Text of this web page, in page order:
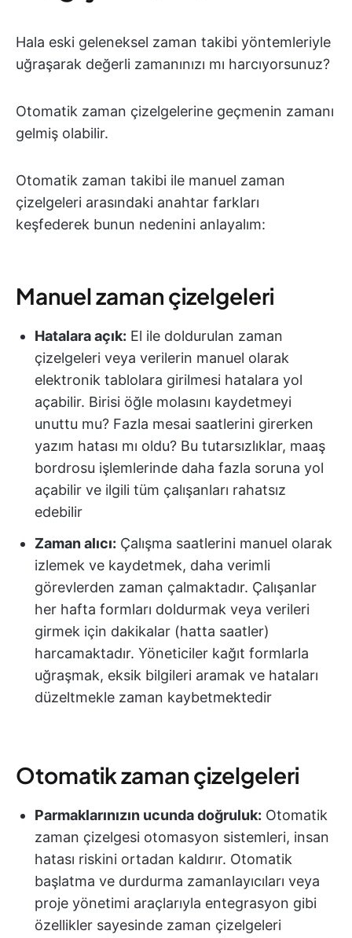
Hala eski geleneksel zaman takibi yöntemleriyle
uğraşarak değerli zamanınızı mı harcıyorsunuz?
Otomatik zaman çizelgelerine geçmenin zamanı
gelmiş olabilir.
Otomatik zaman takibi ile manuel zaman
çizelgeleri arasındaki anahtar farkları
keşfederek bunun nedenini anlayalım:
Manuel zaman çizelgeleri
Hatalara açık: El ile doldurulan zaman
çizelgeleri veya verilerin manuel olarak
elektronik tablolara girilmesi hatalara yol
açabilir. Birisi öğle molasını kaydetmeyi
unuttu mu? Fazla mesai saatlerini girerken
yazım hatası mı oldu? Bu tutarsızlıklar, maaş
bordrosu işlemlerinde daha fazla soruna yol
açabilir ve ilgili tüm çalışanları rahatsız
edebilir
Zaman alıcı: Çalışma saatlerini manuel olarak
izlemek ve kaydetmek, daha verimli
görevlerden zaman çalmaktadır. Çalışanlar
her hafta formları doldurmak veya verileri
girmek için dakikalar (hatta saatler)
harcamaktadır. Yöneticiler kağıt formlarla
uğraşmak, eksik bilgileri aramak ve hataları
düzeltmekle zaman kaybetmektedir
Otomatik zaman çizelgeleri
Parmaklarınızın ucunda doğruluk: Otomatik
zaman çizelgesi otomasyon sistemleri, insan
hatası riskini ortadan kaldırır. Otomatik
başlatma ve durdurma zamanlayıcıları veya
proje yönetimi araçlarıyla entegrasyon gibi
özellikler sayesinde zaman çizelgeleri